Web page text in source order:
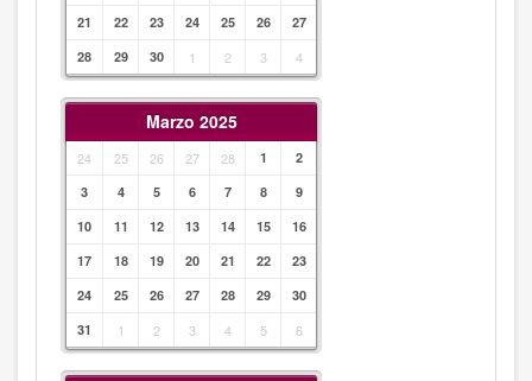
21
22 23 24 25 26
27
28
29 30 1 2 3 4
Marzo 2025
24 25 26 27 28 1
2
3
4 5 6 7 8
9
10
11 12 13 14 15
16
17
18 19 20 21 22
23
24
25 26 27 28 29
30
31
1 2 3 4 5 6